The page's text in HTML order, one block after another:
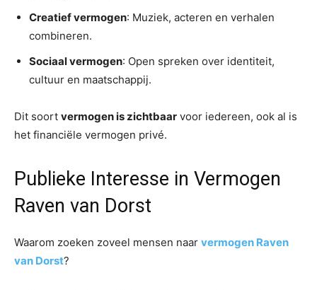
Creatief vermogen: Muziek, acteren en verhalen
combineren.
Sociaal vermogen: Open spreken over identiteit,
cultuur en maatschappij.
Dit soort vermogen is zichtbaar voor iedereen, ook al is
het financiële vermogen privé.
Publieke Interesse in Vermogen
Raven van Dorst
Waarom zoeken zoveel mensen naar vermogen Raven
van Dorst?